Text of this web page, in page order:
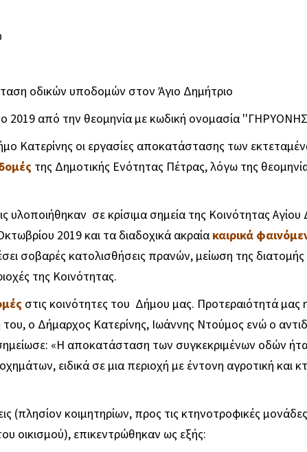
οδικών υποδομών στον Άγιο Δημήτριο
2019 από την θεομηνία με κωδική ονομασία
Κατερίνης οι εργασίες αποκατάστασης των
της Δημοτικής Ενότητας Πέτρας, λόγω της
υλοποιήθηκαν σε κρίσιμα σημεία της Κοινότητας
2019 και τα διαδοχικά ακραίακαιρικά
σοβαρές κατολισθήσεις πρανών, μείωση της
της Κοινότητας.
στις κοινότητες του Δήμου μας. Προτεραιότητά μας
ο Δήμαρχος Κατερίνης, Ιωάννης Ντούμος ενώ ο
«Η αποκατάσταση των συγκεκριμένων οδών
ειδικά σε μια περιοχή με έντονη αγροτική και
(πλησίον κοιμητηρίων, προς τις κτηνοτροφικές
οικισμού), επικεντρώθηκαν ως εξής: